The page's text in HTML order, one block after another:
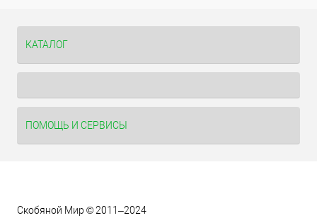
КАТАЛОГ
ПОМОЩЬ И СЕРВИСЫ
Скобяной Мир © 2011–2024